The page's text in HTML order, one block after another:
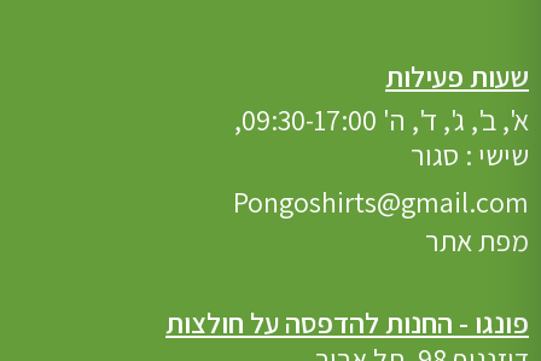
שעות פעילות
א', ב', ג', ד', ה' 09:30-17:00,
שישי : סגור
Pongoshirts@gmail.com
מפת אתר
פונגו - החנות להדפסה על חולצות